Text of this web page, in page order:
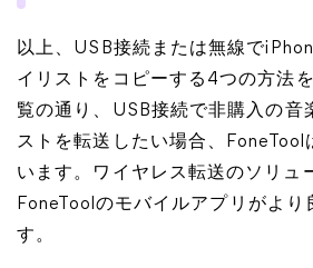
以上、USB接続または無線で
イリストをコピーする4つの方法
覧の通り、USB接続で非購入の音
ストを転送したい場合、FoneTool
います。ワイヤレス転送のソリュ
FoneToolのモバイルアプリがより
す。